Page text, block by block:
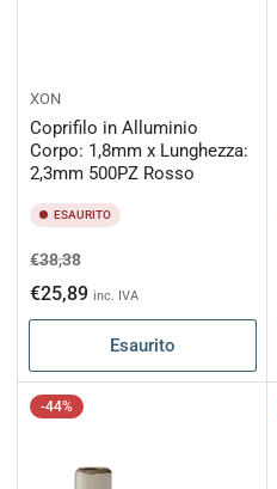
XON
Coprifilo in Alluminio
Corpo: 1,8mm x Lunghezza:
2,3mm 500PZ Rosso
ESAURITO
Prezzo
di
listino
€38,38Prezzo
scontato
€25,89 inc. IVA
Esaurito
-44%